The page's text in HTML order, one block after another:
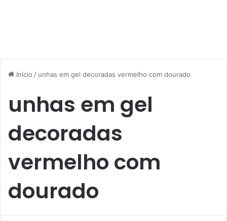
Início / unhas em gel decoradas vermelho com dourado
unhas em gel
decoradas
vermelho com
dourado